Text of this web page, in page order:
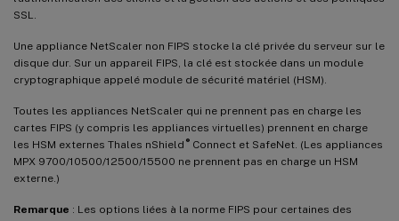
SSL.
Une appliance NetScaler non FIPS stocke la clé privée du serveur sur le
disque dur. Sur un appareil FIPS, la clé est stockée dans un module
cryptographique appelé module de sécurité matériel (HSM).
Toutes les appliances NetScaler qui ne prennent pas en charge les
cartes FIPS (y compris les appliances virtuelles) prennent en charge
les HSM externes Thales nShield ®Connect et SafeNet. (Les appliances
MPX 9700/10500/12500/15500 ne prennent pas en charge un HSM
externe.)
Remarque : Les options liées à la norme FIPS pour certaines des